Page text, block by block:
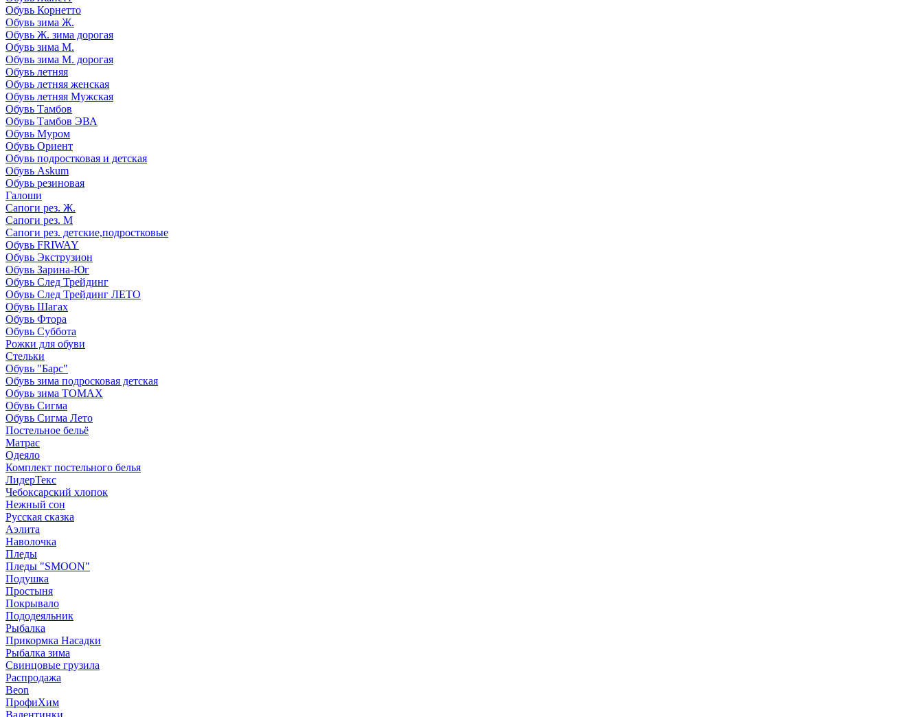
Обувь Корнетто
Обувь зима Ж.
Обувь Ж. зима дорогая
Обувь зима М.
Обувь зима М. дорогая
Обувь летняя
Обувь летняя женская
Обувь летняя Мужская
Обувь Тамбов
Обувь Тамбов ЭВА
Обувь Муром
Обувь Ориент
Обувь подростковая и детская
Обувь Askum
Обувь резиновая
Галоши
Сапоги рез. Ж.
Сапоги рез. М
Сапоги рез. детские,подростковые
Обувь FRIWAY
Обувь Экструзион
Обувь Зарина-Юг
Обувь След Трейдинг
Обувь След Трейдинг ЛЕТО
Обувь Шагах
Обувь Фтора
Обувь Суббота
Рожки для обуви
Стельки
Обувь "Барс"
Обувь зима подросковая детская
Обувь зима ТОМАХ
Обувь Сигма
Обувь Сигма Лето
Постельное бельё
Матрас
Одеяло
Комплект постельного белья
ЛидерТекс
Чебоксарский хлопок
Нежный сон
Русская сказка
Аэлита
Наволочка
Пледы
Пледы "SMOON"
Подушка
Простыня
Покрывало
Пододеяльник
Рыбалка
Прикормка Насадки
Рыбалка зима
Свинцовые грузила
Распродажа
Beon
ПрофиХим
Валентинки